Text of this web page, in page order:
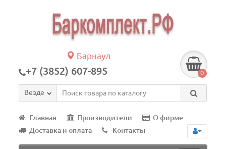
Барнаул
+7 (3852) 607-895 0
Везде
Главная Производители
О фирме
Доставка и оплата
Контакты